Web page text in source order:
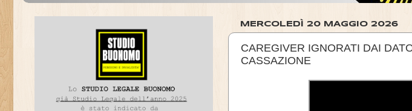
MERCOLEDÌ 20 MAGGIO 2026
CAREGIVER IGNORATI DAI
CASSAZIONE